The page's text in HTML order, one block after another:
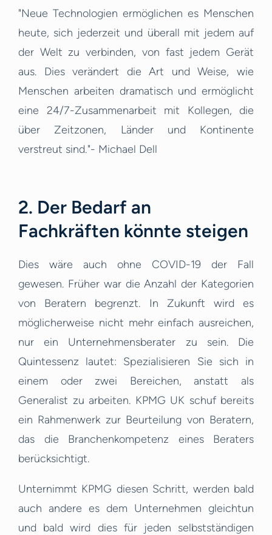
"Neue Technologien ermöglichen es Menschen
heute, sich jederzeit und überall mit jedem auf
der Welt zu verbinden, von fast jedem Gerät
aus. Dies verändert die Art und Weise, wie
Menschen arbeiten dramatisch und ermöglicht
eine 24/7-Zusammenarbeit mit Kollegen, die
über Zeitzonen, Länder und Kontinente
verstreut sind. "- Michael Dell
2. Der Bedarf an
Fachkräften könnte steigen
Dies wäre auch ohne COVID-19 der Fall
gewesen. Früher war die Anzahl der Kategorien
von Beratern begrenzt. In Zukunft wird es
möglicherweise nicht mehr einfach ausreichen,
nur ein Unternehmensberater zu sein. Die
Quintessenz lautet: Spezialisieren Sie sich in
einem oder zwei Bereichen, anstatt als
Generalist zu arbeiten. KPMG UK schuf bereits
ein Rahmenwerk zur Beurteilung von Beratern,
das die Branchenkompetenz eines Beraters
berücksichtigt.
Unternimmt KPMG diesen Schritt, werden bald
auch andere es dem Unternehmen gleichtun
und bald wird dies für jeden selbstständigen